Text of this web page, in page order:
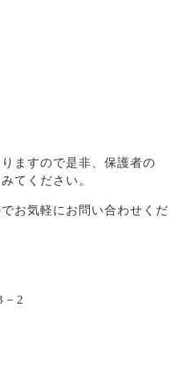
ますので是非、保護者の
てください。
お気軽にお問い合わせくだ
－2